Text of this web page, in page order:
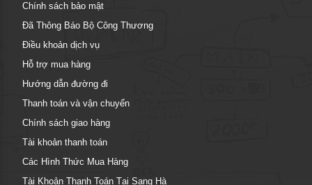
Chính sách bảo mật
Đã Thông Báo Bộ Công Thương
Điều khoản dịch vụ
Hỗ trợ mua hàng
Hướng dẫn đường đi
Thanh toán và vận chuyển
Chính sách giao hàng
Tài khoản thanh toán
Các Hình Thức Mua Hàng
Tài Khoản Thanh Toán Tại Sang Hà